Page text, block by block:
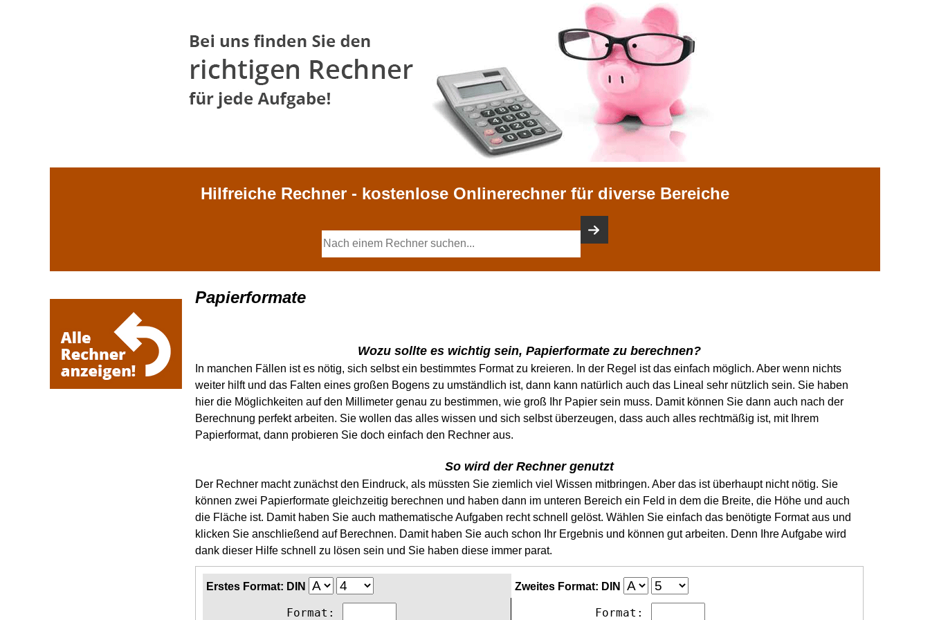
Hilfreiche Rechner - kostenlose Onlinerechner für diverse Bereiche
Papierformate
Wozu sollte es wichtig sein, Papierformate zu berechnen?
In manchen Fällen ist es nötig, sich selbst ein bestimmtes Format zu kreieren. In der Regel ist das einfach möglich. Aber wenn nichts
weiter hilft und das Falten eines großen Bogens zu umständlich ist, dann kann natürlich auch das Lineal sehr nützlich sein. Sie haben
hier die Möglichkeiten auf den Millimeter genau zu bestimmen, wie groß Ihr Papier sein muss. Damit können Sie dann auch nach der
Berechnung perfekt arbeiten. Sie wollen das alles wissen und sich selbst überzeugen, dass auch alles rechtmäßig ist, mit Ihrem
Papierformat, dann probieren Sie doch einfach den Rechner aus.
So wird der Rechner genutzt
Der Rechner macht zunächst den Eindruck, als müssten Sie ziemlich viel Wissen mitbringen. Aber das ist überhaupt nicht nötig. Sie
können zwei Papierformate gleichzeitig berechnen und haben dann im unteren Bereich ein Feld in dem die Breite, die Höhe und auch
die Fläche ist. Damit haben Sie auch mathematische Aufgaben recht schnell gelöst. Wählen Sie einfach das benötigte Format aus und
klicken Sie anschließend auf Berechnen. Damit haben Sie auch schon Ihr Ergebnis und können gut arbeiten. Denn Ihre Aufgabe wird
dank dieser Hilfe schnell zu lösen sein und Sie haben diese immer parat.
Erstes Format: DIN Zweites Format: DIN
Format:
Format: